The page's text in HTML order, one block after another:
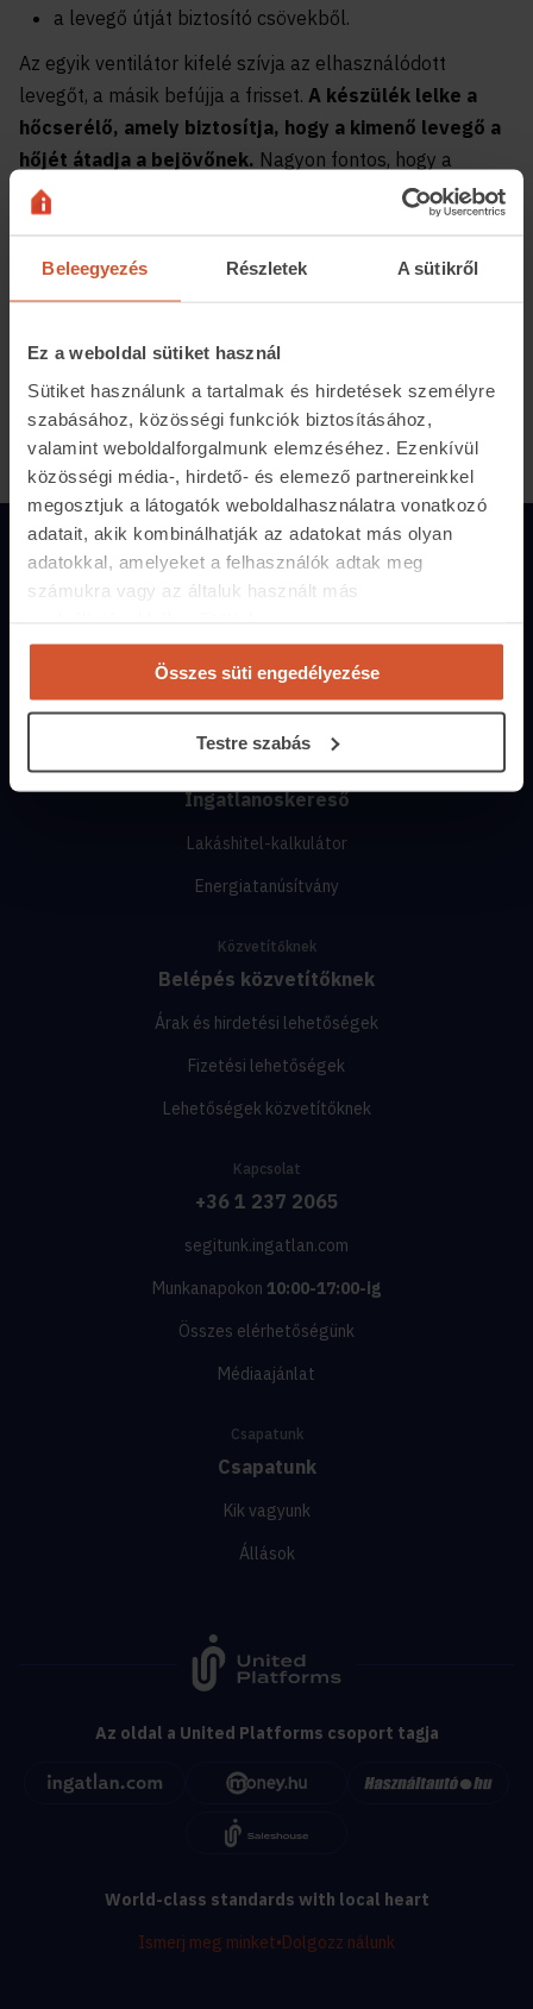
Beleegyezés Részletek A sütikről
Ez a weboldal sütiket használ
Sütiket használunk a tartalmak és hirdetések személyre
szabásához, közösségi funkciók biztosításához,
valamint weboldalforgalmunk elemzéséhez. Ezenkívül
közösségi média-, hirdető- és elemező partnereinkkel
megosztjuk a látogatók weboldalhasználatra vonatkozó
adatait, akik kombinálhatják az adatokat más olyan
adatokkal, amelyeket a felhasználók adtak meg
számukra vagy az általuk használt más
Összes süti engedélyezése
Testre szabás
a levegő útját biztosító csövekből.
Az egyik ventilátor kifelé szívja az elhasználódott
levegőt, a másik befújja a frisset. A készülék lelke a
hőcserélő, amely biztosítja, hogy a kimenő levegő a
hőjét átadja a bejövőnek. Nagyon fontos, hogy a
kimenő és a bejövő levegő nem keveredik, csupán a
hőjüket adják át egymásnak! Természetesen a
hőcserélés nem működhet 100 százalékosan, de így is
Megosztás:
Magánszemélyeknek
Hirdetés feladás
Árak és hirdetési lehetőségek
Fizetési lehetőségek
Hirdetőtábla
Ingatlanoskereső
Lakáshitel-kalkulátor
Energiatanúsítvány
Közvetítőknek
Belépés közvetítőknek
Árak és hirdetési lehetőségek
Fizetési lehetőségek
Lehetőségek közvetítőknek
Kapcsolat
+36 1 237 2065
segitunk.ingatlan.com
Munkanapokon 10:00-17:00-ig
Összes elérhetőségünk
Médiaajánlat
Csapatunk
Csapatunk
Kik vagyunk
Állások
Az oldal a United Platforms csoport tagja
World-class standards with local heart
Ismerj meg minket•Dolgozz nálunk